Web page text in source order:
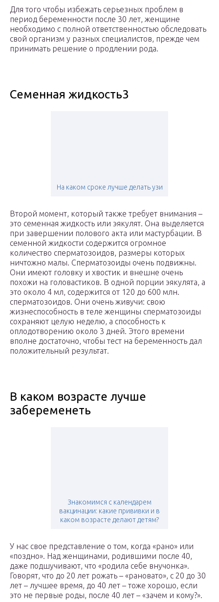
Для того чтобы избежать серьезных проблем в
период беременности после 30 лет, женщине
необходимо с полной ответственностью обследовать
свой организм у разных специалистов, прежде чем
принимать решение о продлении рода.
Семенная жидкость3
На каком сроке лучше делать узи
Второй момент, который также требует внимания –
это семенная жидкость или эякулят. Она выделяется
при завершении полового акта или мастурбации. В
семенной жидкости содержится огромное
количество сперматозоидов, размеры которых
ничтожно малы. Сперматозоиды очень подвижны.
Они имеют головку и хвостик и внешне очень
похожи на головастиков. В одной порции эякулята, а
это около 4 мл, содержится от 120 до 600 млн.
сперматозоидов. Они очень живучи: свою
жизнеспособность в теле женщины сперматозоиды
сохраняют целую неделю, а способность к
оплодотворению около 3 дней. Этого времени
вполне достаточно, чтобы тест на беременность дал
положительный результат.
В каком возрасте лучше
забеременеть
Знакомимся с календарем
вакцинации: какие прививки и в
каком возрасте делают детям?
У нас свое представление о том, когда «рано» или
«поздно». Над женщинами, родившими после 40,
даже подшучивают, что «родила себе внучонка».
Говорят, что до 20 лет рожать – «рановато», с 20 до 30
лет – лучшее время, до 40 лет – тоже хорошо, если
это не первые роды, после 40 лет – «зачем и кому?».